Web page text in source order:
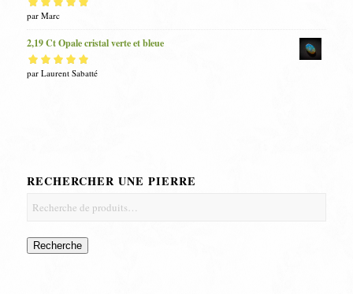
Note5sur 5
par Marc
2,19 Ct Opale cristal verte et bleue
Note5sur 5
par Laurent Sabatté
RECHERCHER UNE PIERRE
Recherche